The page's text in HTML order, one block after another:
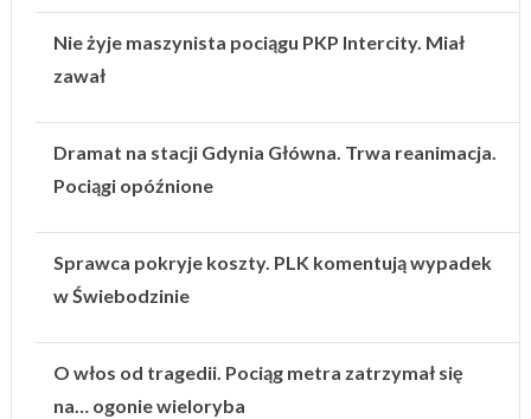
Nie żyje maszynista pociągu PKP Intercity. Miał
zawał
Dramat na stacji Gdynia Główna. Trwa reanimacja.
Pociągi opóźnione
Sprawca pokryje koszty. PLK komentują wypadek
w Świebodzinie
O włos od tragedii. Pociąg metra zatrzymał się
na… ogonie wieloryba